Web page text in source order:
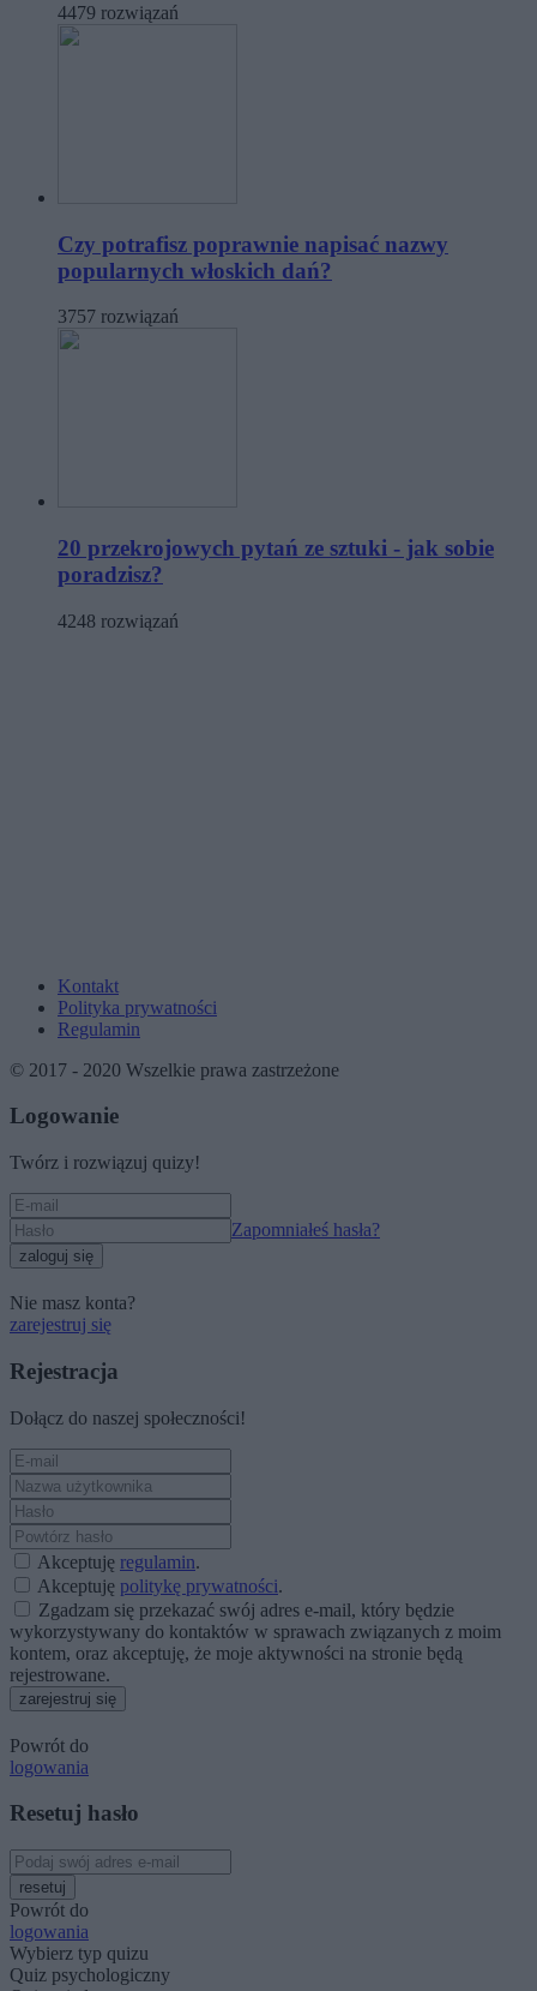
4479 rozwiązań
Czy potrafisz poprawnie napisać nazwy
popularnych włoskich dań?
3757 rozwiązań
20 przekrojowych pytań ze sztuki - jak sobie
poradzisz?
4248 rozwiązań
Kontakt
Polityka prywatności
Regulamin
© 2017 - 2020 Wszelkie prawa zastrzeżone
Logowanie
Twórz i rozwiązuj quizy!
Zapomniałeś hasła?
zaloguj się
Nie masz konta?
zarejestruj się
Rejestracja
Dołącz do naszej społeczności!
Akceptuję regulamin.
Akceptuję politykę prywatności.
Zgadzam się przekazać swój adres e-mail, który będzie
wykorzystywany do kontaktów w sprawach związanych z moim
kontem, oraz akceptuję, że moje aktywności na stronie będą
rejestrowane.
zarejestruj się
Powrót do
logowania
Resetuj hasło
resetuj
Powrót do
logowania
Wybierz typ quizu
Quiz psychologiczny